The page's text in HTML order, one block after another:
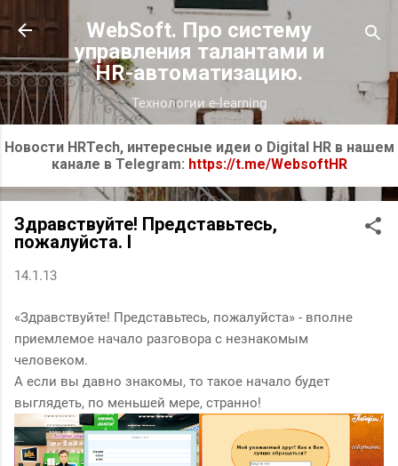
К основному контенту
WebSoft. Про систему
управления талантами и
HR-автоматизацию.
Технологии e-learning
Новости HRTech, интересные идеи о Digital HR в нашем
канале в Telegram: https://t.me/WebsoftHR
Здравствуйте! Представьтесь,
пожалуйста. I
14.1.13
«Здравствуйте! Представьтесь, пожалуйста» - вполне
приемлемое начало разговора с незнакомым
человеком.
А если вы давно знакомы, то такое начало будет
выглядеть, по меньшей мере, странно!